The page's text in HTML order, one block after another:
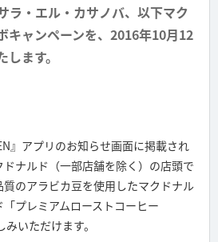
ラ・エル・カサノバ、以下マク
キャンペーンを、2016年10月12
ます。
』アプリのお知らせ画面に掲載され
ナルド（一部店舗を除く）の店頭で
のアラビカ豆を使用したマクドナル
プレミアムローストコーヒー
みいただけます。